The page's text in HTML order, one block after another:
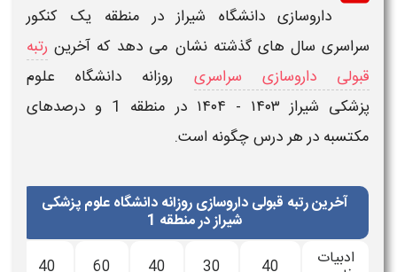
داروسازیدانشگاه شیراز در منطقه یک کنکور
سراسری سال های گذشته نشان می دهد که آخرین رتبه
قبولی داروسازی سراسری
روزانه دانشگاه علوم
پزشکی شیراز ۱۴۰۳ - ۱۴۰۴​ در منطقه 1
و درصدهای
مکتسبه در هر درس چگونه است.
آخرین رتبه قبولی داروسازی روزانه دانشگاه علوم پزشکی
شیراز در منطقه 1
ادبیات
40
30
40
60
40